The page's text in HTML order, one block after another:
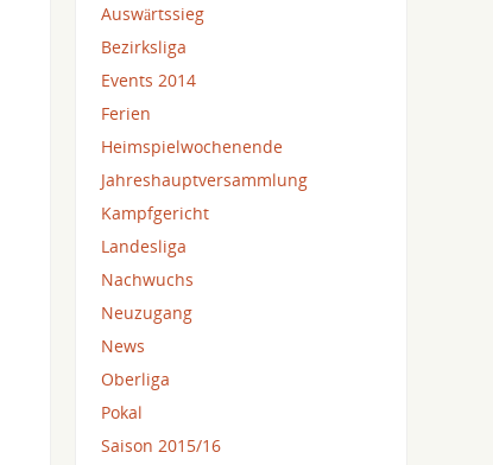
Auswärtssieg
Bezirksliga
Events 2014
Ferien
Heimspielwochenende
Jahreshauptversammlung
Kampfgericht
Landesliga
Nachwuchs
Neuzugang
News
Oberliga
Pokal
Saison 2015/16